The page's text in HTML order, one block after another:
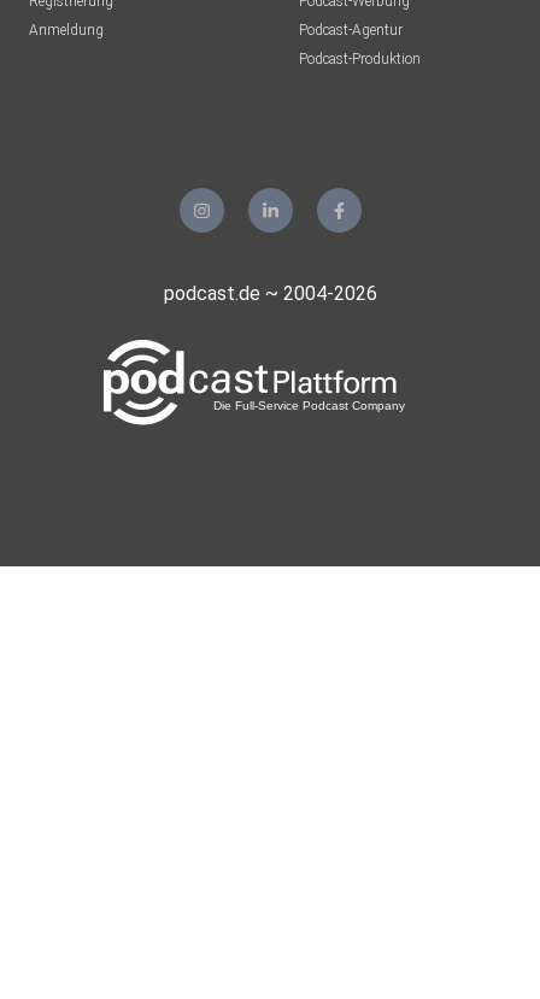
Anmeldung
Podcast-Agentur
Podcast-Produktion
podcast.de ~ 2004-2026